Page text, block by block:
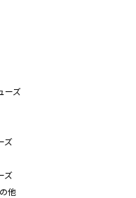
ーズ
ズ
ズ
他